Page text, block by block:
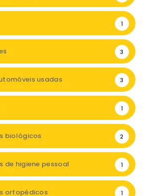
1
3
usadas 3
1
biológicos 2
de higiene pessoal 1
ortopédicos 1